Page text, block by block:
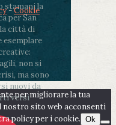
stamani la
per San
città di
esemplare
non si
ma sono
nuovi da
versi
-Cookie
per migliorare la tua
nostro sito web acconsenti
policy per i cookie. Ok